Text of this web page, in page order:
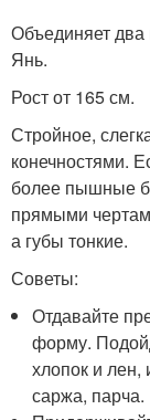
Объединяет два
Янь.
Рост от 165 см.
Стройное,
конечностями.
более пышные
прямыми
а губы тонкие.
Советы:
Отдавайте
форму.
хлопок и
саржа, парча.